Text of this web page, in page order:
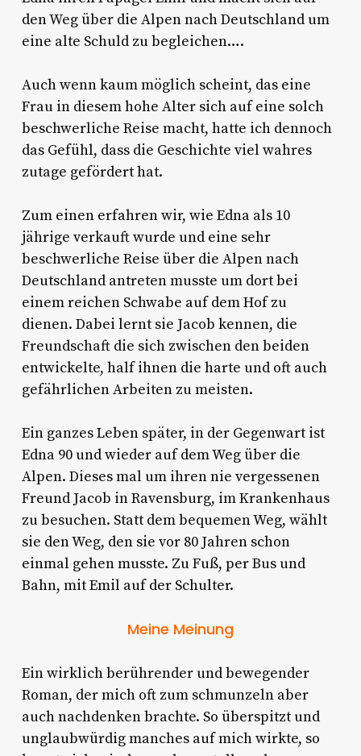
den Weg über die Alpen nach Deutschland um
eine alte Schuld zu begleichen….
Auch wenn kaum möglich scheint, das eine
Frau in diesem hohe Alter sich auf eine solch
beschwerliche Reise macht, hatte ich dennoch
das Gefühl, dass die Geschichte viel wahres
zutage gefördert hat.
Zum einen erfahren wir, wie Edna als 10
jährige verkauft wurde und eine sehr
beschwerliche Reise über die Alpen nach
Deutschland antreten musste um dort bei
einem reichen Schwabe auf dem Hof zu
dienen. Dabei lernt sie Jacob kennen, die
Freundschaft die sich zwischen den beiden
entwickelte, half ihnen die harte und oft auch
gefährlichen Arbeiten zu meisten.
Ein ganzes Leben später, in der Gegenwart ist
Edna 90 und wieder auf dem Weg über die
Alpen. Dieses mal um ihren nie vergessenen
Freund Jacob in Ravensburg, im Krankenhaus
zu besuchen. Statt dem bequemen Weg, wählt
sie den Weg, den sie vor 80 Jahren schon
einmal gehen musste. Zu Fuß, per Bus und
Bahn, mit Emil auf der Schulter.
Meine Meinung
Ein wirklich berührender und bewegender
Roman, der mich oft zum schmunzeln aber
auch nachdenken brachte. So überspitzt und
unglaubwürdig manches auf mich wirkte, so